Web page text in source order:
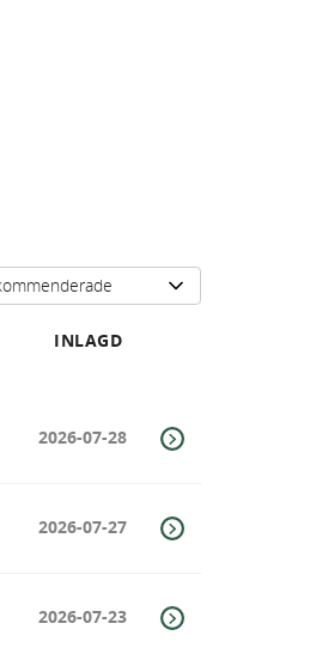
INLAGD
2026-07-28
2026-07-27
2026-07-23